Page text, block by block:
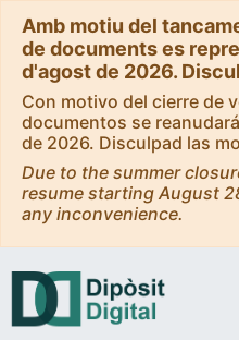
Amb motiu del
de documents es
d'agost de 2026.
Con motivo del cierre de
documentos se
de 2026. Disculpad las
Due to the summer
resume starting August
any inconvenience.